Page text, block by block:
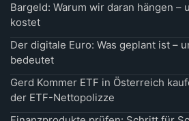
Bargeld: Warum wir daran hängen –
kostet
Der digitale Euro: Was geplant ist –
bedeutet
Gerd Kommer ETF in Österreich
der ETF-Nettopolizze